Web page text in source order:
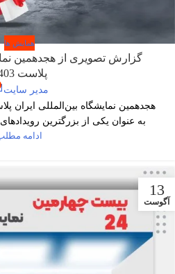
همایش ها
گزارش تصویری از هجدهمین
پلاست 1403
مدیر سایت
به عنوان یکی از بزرگترین
ادامه
13
آگوست